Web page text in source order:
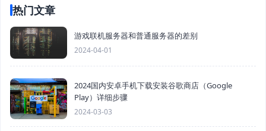
热门文章
游戏联机服务器和普通服务器的差别
2024-04-01
2024国内安卓手机下载安装谷歌商店（Google
Play）详细步骤
2024-03-03